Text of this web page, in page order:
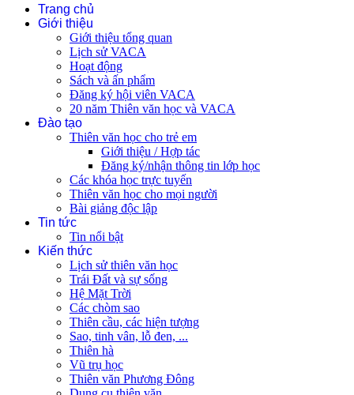
Trang chủ
Giới thiệu
Giới thiệu tổng quan
Lịch sử VACA
Hoạt động
Sách và ấn phẩm
Đăng ký hội viên VACA
20 năm Thiên văn học và VACA
Đào tạo
Thiên văn học cho trẻ em
Giới thiệu / Hợp tác
Đăng ký/nhận thông tin lớp học
Các khóa học trực tuyến
Thiên văn học cho mọi người
Bài giảng độc lập
Tin tức
Tin nổi bật
Kiến thức
Lịch sử thiên văn học
Trái Đất và sự sống
Hệ Mặt Trời
Các chòm sao
Thiên cầu, các hiện tượng
Sao, tinh vân, lỗ đen, ...
Thiên hà
Vũ trụ học
Thiên văn Phương Đông